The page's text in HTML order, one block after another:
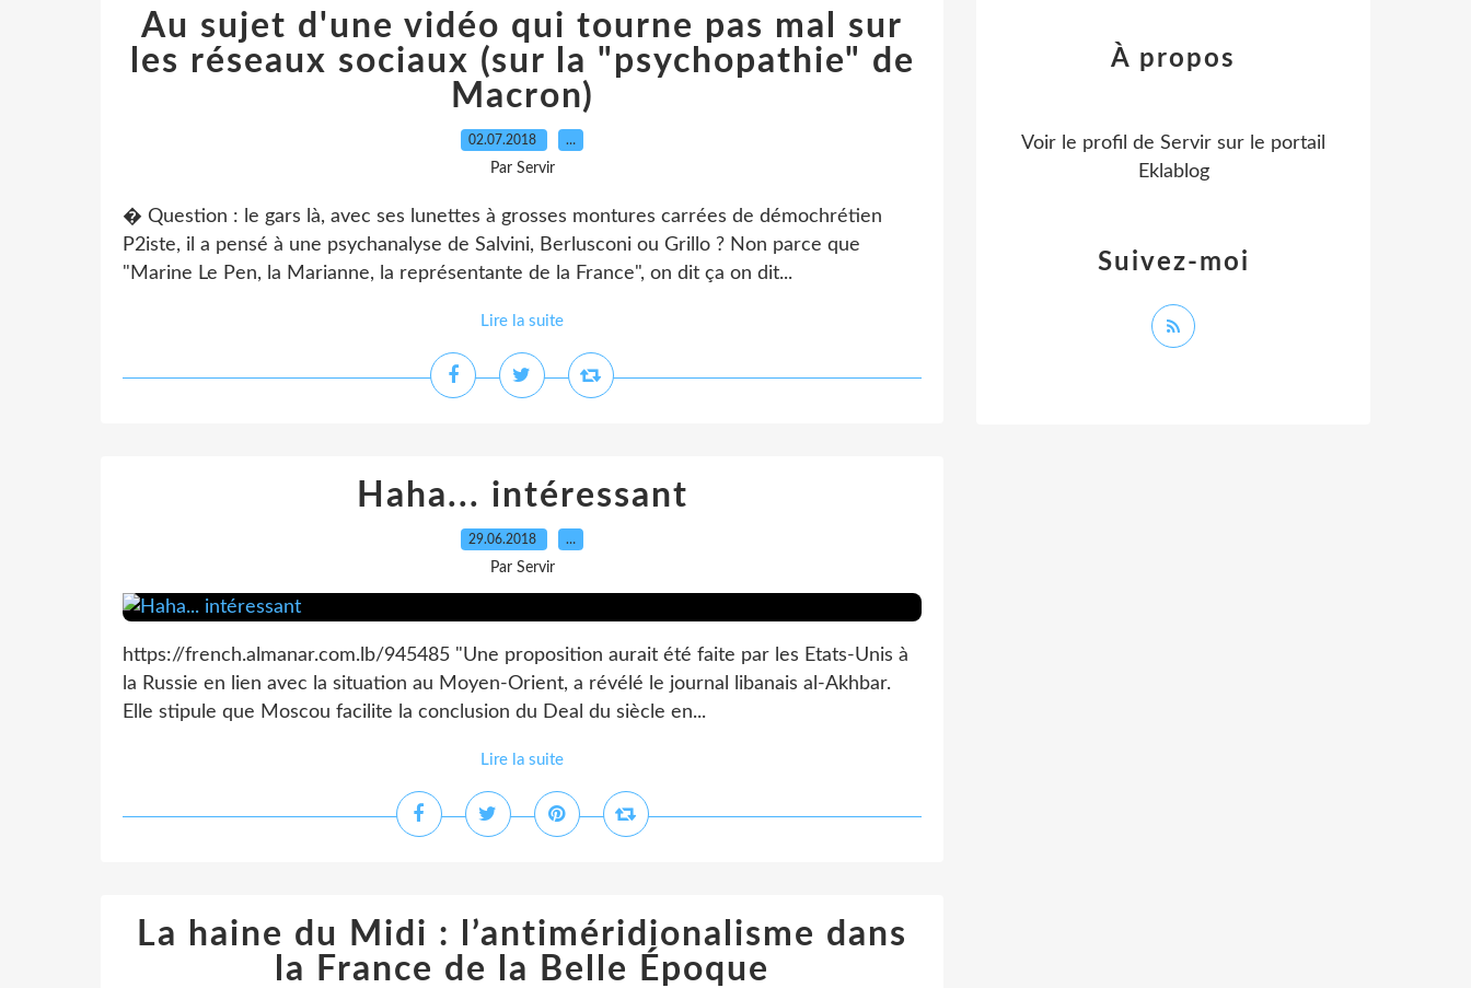
Au sujet d'une vidéo qui tourne pas mal sur
les réseaux sociaux (sur la "psychopathie" de
Macron)
02.07.2018 …
Par Servir
� Question : le gars là, avec ses lunettes à grosses montures carrées de démochrétien
P2iste, il a pensé à une psychanalyse de Salvini, Berlusconi ou Grillo ? Non parce que
"Marine Le Pen, la Marianne, la représentante de la France", on dit ça on dit...
Lire la suite
Haha... intéressant
29.06.2018 …
Par Servir
https://french.almanar.com.lb/945485 "Une proposition aurait été faite par les Etats-Unis à
la Russie en lien avec la situation au Moyen-Orient, a révélé le journal libanais al-Akhbar.
Elle stipule que Moscou facilite la conclusion du Deal du siècle en...
Lire la suite
La haine du Midi : l’antiméridionalisme dans
la France de la Belle Époque
Suivez-moi
À propos
Voir le profil de Servir sur le portail
Eklablog